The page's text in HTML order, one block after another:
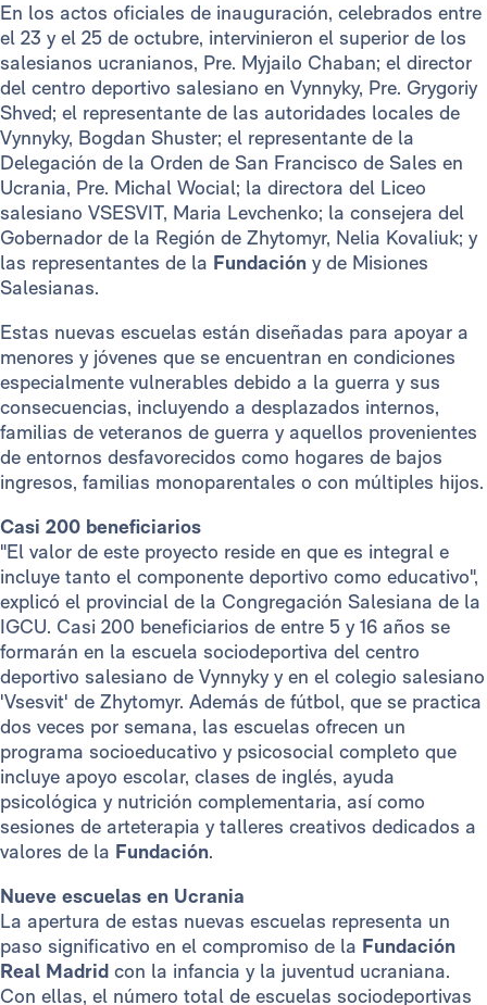
En los actos oficiales de inauguración, celebrados entre
el 23 y el 25 de octubre, intervinieron el superior de los
salesianos ucranianos, Pre. Myjailo Chaban; el director
del centro deportivo salesiano en Vynnyky, Pre. Grygoriy
Shved; el representante de las autoridades locales de
Vynnyky, Bogdan Shuster; el representante de la
Delegación de la Orden de San Francisco de Sales en
Ucrania, Pre. Michal Wocial; la directora del Liceo
salesiano VSESVIT, Maria Levchenko; la consejera del
Gobernador de la Región de Zhytomyr, Nelia Kovaliuk; y
las representantes de la Fundación y de Misiones
Salesianas.
Estas nuevas escuelas están diseñadas para apoyar a
menores y jóvenes que se encuentran en condiciones
especialmente vulnerables debido a la guerra y sus
consecuencias, incluyendo a desplazados internos,
familias de veteranos de guerra y aquellos provenientes
de entornos desfavorecidos como hogares de bajos
ingresos, familias monoparentales o con múltiples hijos.
Casi 200 beneficiarios
"El valor de este proyecto reside en que es integral e
incluye tanto el componente deportivo como educativo",
explicó el provincial de la Congregación Salesiana de la
IGCU. Casi 200 beneficiarios de entre 5 y 16 años se
formarán en la escuela sociodeportiva del centro
deportivo salesiano de Vynnyky y en el colegio salesiano
'Vsesvit' de Zhytomyr. Además de fútbol, que se practica
dos veces por semana, las escuelas ofrecen un
programa socioeducativo y psicosocial completo que
incluye apoyo escolar, clases de inglés, ayuda
psicológica y nutrición complementaria, así como
sesiones de arteterapia y talleres creativos dedicados a
valores de la Fundación.
Nueve escuelas en Ucrania
La apertura de estas nuevas escuelas representa un
paso significativo en el compromiso de la Fundación
Real Madrid con la infancia y la juventud ucraniana.
Con ellas, el número total de escuelas sociodeportivas